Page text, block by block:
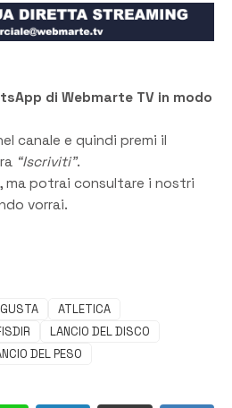
di Webmarte TV in modo
canale e quindi premi il
“Iscriviti”.
ma potrai consultare i nostri
vorrai.
ATLETICA
LANCIO DEL DISCO
DEL PESO